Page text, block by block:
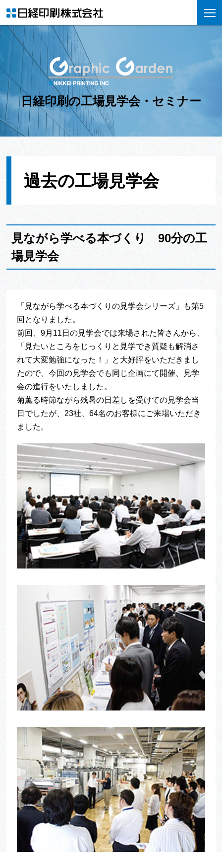
日経印刷の工場見学会・セミナー
過去の工場見学会
見ながら学べる本づくり 90分の工
場見学会
「見ながら学べる本づくりの見学会シリーズ」も第5
回となりました。
前回、9月11日の見学会では来場された皆さんから、
「見たいところをじっくりと見学でき質疑も解消さ
れて大変勉強になった！」と大好評をいただきまし
たので、今回の見学会でも同じ企画にて開催、見学
会の進行をいたしました。
菊薫る時節ながら残暑の日差しを受けての見学会当
日でしたが、23社、64名のお客様にご来場いただき
ました。